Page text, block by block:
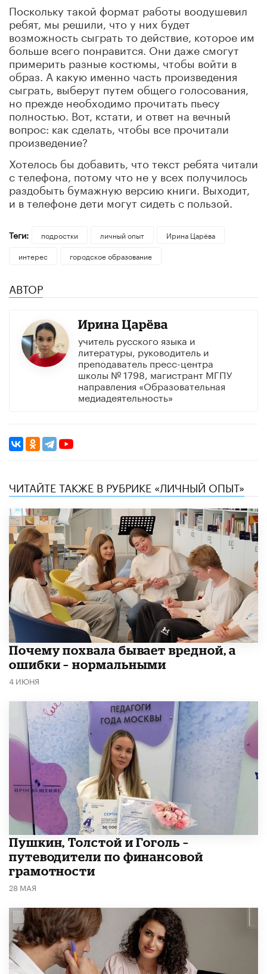
Поскольку такой формат работы воодушевил
ребят, мы решили, что у них будет
возможность сыграть то действие, которое им
больше всего понравится. Они даже смогут
примерить разные костюмы, чтобы войти в
образ. А какую именно часть произведения
сыграть, выберут путем общего голосования,
но прежде необходимо прочитать пьесу
полностью. Вот, кстати, и ответ на вечный
вопрос: как сделать, чтобы все прочитали
произведение?
Хотелось бы добавить, что текст ребята читали
с телефона, потому что не у всех получилось
раздобыть бумажную версию книги. Выходит,
и в телефоне дети могут сидеть с пользой.
Теги: подростки личный опыт
Ирина Царёва
интерес
городское образование
АВТОР
Ирина Царёва
учитель русского языка и
литературы, руководитель и
преподаватель пресс-центра
школы № 1798, магистрант МГПУ
направления «Образовательная
медиадеятельность»
ЧИТАЙТЕ ТАКЖЕ В РУБРИКЕ «ЛИЧНЫЙ ОПЫТ»
​Почему похвала бывает вредной, а
ошибки – нормальными
4 ИЮНЯ
​Пушкин, Толстой и Гоголь –
путеводители по финансовой
грамотности
28 МАЯ